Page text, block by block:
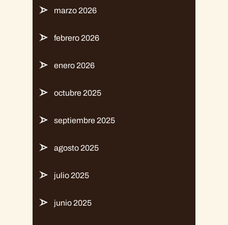
marzo 2026
febrero 2026
enero 2026
octubre 2025
septiembre 2025
agosto 2025
julio 2025
junio 2025